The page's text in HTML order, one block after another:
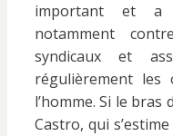
important et a
notamment
syndicaux et
régulièrement les
l’homme. Si le
Castro, qui